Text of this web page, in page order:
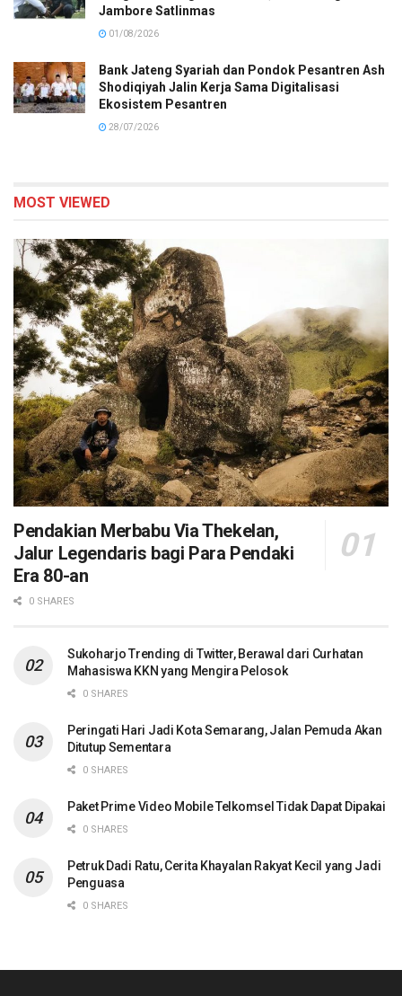
Jambore Satlinmas
01/08/2026
Bank Jateng Syariah dan Pondok Pesantren Ash
Shodiqiyah Jalin Kerja Sama Digitalisasi
Ekosistem Pesantren
28/07/2026
MOST VIEWED
Pendakian Merbabu Via Thekelan,
Jalur Legendaris bagi Para Pendaki
Era 80-an
0 SHARES
Sukoharjo Trending di Twitter, Berawal dari Curhatan
Mahasiswa KKN yang Mengira Pelosok
0 SHARES
Peringati Hari Jadi Kota Semarang, Jalan Pemuda Akan
Ditutup Sementara
0 SHARES
Paket Prime Video Mobile Telkomsel Tidak Dapat Dipakai
0 SHARES
Petruk Dadi Ratu, Cerita Khayalan Rakyat Kecil yang Jadi
Penguasa
0 SHARES